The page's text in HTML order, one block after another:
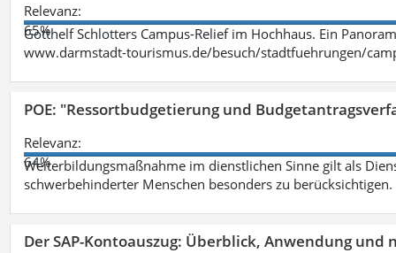
Relevanz:
65%
Gotthelf Schlotters Campus-Relief im Hochhaus. Ein
www.darmstadt-tourismus.de/besuch/stadtfuehrungen/
POE: "Ressortbudgetierung und
Relevanz:
64%
Weiterbildungsmaßnahme im dienstlichen Sinne gilt als
schwerbehinderter Menschen besonders zu berücksichtigen.
Der SAP-Kontoauszug: Überblick, Anwendung